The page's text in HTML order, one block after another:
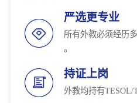
严选更专业
所有外教必须经历
。
持证上岗
外教均持有TESOL/